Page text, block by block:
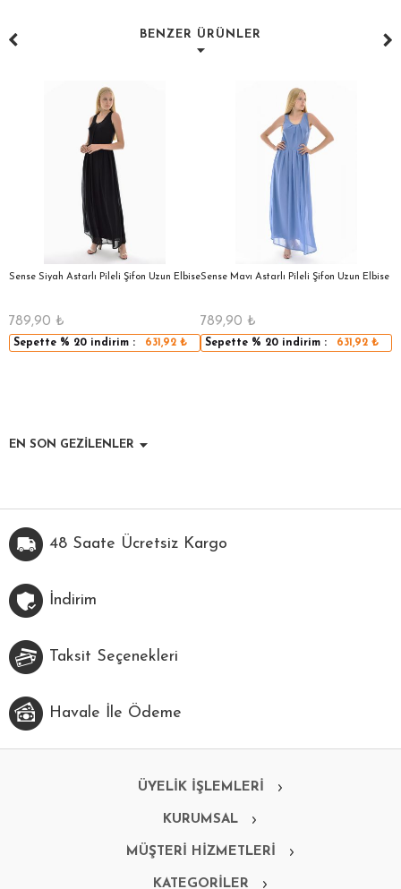
BENZER ÜRÜNLER
Sense Siyah Astarlı Pileli Şifon Uzun Elbise
789,90 ₺
Sepette % 20 indirim : 631,92₺
Sense Mavı Astarlı Pileli Şifon Uzun Elbise
789,90 ₺
Sepette % 20 indirim : 631,92₺
EN SON GEZİLENLER
48 Saate Ücretsiz Kargo
İndirim
Taksit Seçenekleri
Havale İle Ödeme
ÜYELİK İŞLEMLERİ
KURUMSAL
MÜŞTERİ HİZMETLERİ
KATEGORİLER